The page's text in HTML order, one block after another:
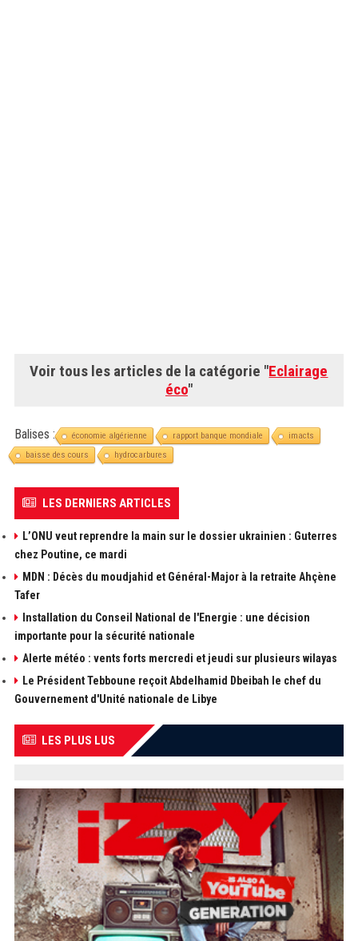
Voir tous les articles de la catégorie "Eclairage
éco"
Balises : économie algérienne rapport banque mondiale
imacts
baisse des cours
hydrocarbures
LES DERNIERS ARTICLES
L’ONU veut reprendre la main sur le dossier ukrainien : Guterres
chez Poutine, ce mardi
MDN : Décès du moudjahid et Général-Major à la retraite Ahçène
Tafer
Installation du Conseil National de l'Energie : une décision
importante pour la sécurité nationale
Alerte météo : vents forts mercredi et jeudi sur plusieurs wilayas
Le Président Tebboune reçoit Abdelhamid Dbeibah le chef du
Gouvernement d'Unité nationale de Libye
LES PLUS LUS